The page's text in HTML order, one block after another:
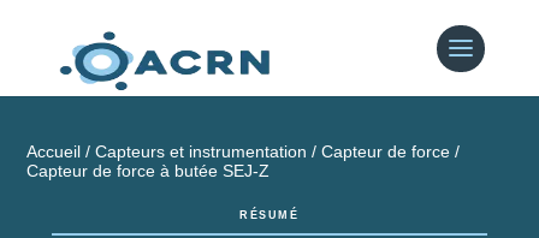
Accueil /Capteurs et instrumentation /Capteur de force /
Capteur de force à butée SEJ-Z
RÉSUMÉ